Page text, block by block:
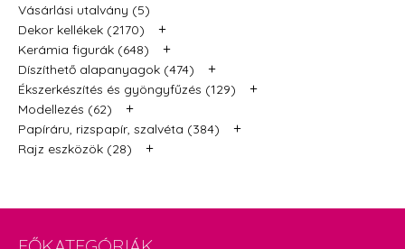
Vásárlási utalvány (5)
Dekor kellékek (2170)
+
Kerámia figurák (648) +
Díszíthető alapanyagok (474) +
Ékszerkészítés és gyöngyfűzés (129) +
Modellezés (62) +
Papíráru, rizspapír, szalvéta (384) +
Rajz eszközök (28) +